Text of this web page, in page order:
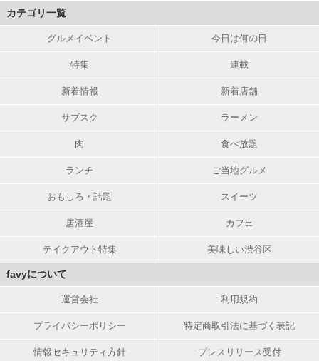
カテゴリ一覧
グルメイベント 今日は何の日
特集 連載
新着情報 新着店舗
サブスク ラーメン
肉 食べ放題
ランチ ご当地グルメ
おもしろ・話題 スイーツ
居酒屋 カフェ
テイクアウト特集 美味しい渋谷区
favyについて
運営会社 利用規約
プライバシーポリシー 特定商取引法に基づく表記
情報セキュリティ方針 プレスリリース受付